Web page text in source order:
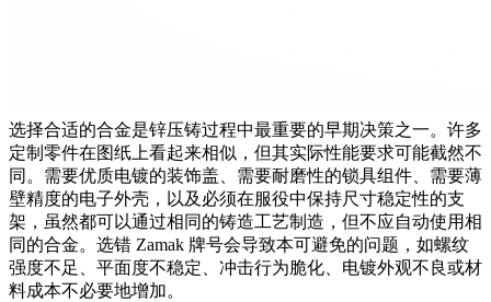
选择合适的合金是锌压铸过程中最重要的早期决策之一。许多
定制零件在图纸上看起来相似，但其实际性能要求可能截然不
同。需要优质电镀的装饰盖、需要耐磨性的锁具组件、需要薄
壁精度的电子外壳，以及必须在服役中保持尺寸稳定性的支
架，虽然都可以通过相同的铸造工艺制造，但不应自动使用相
同的合金。选错 Zamak 牌号会导致本可避免的问题，如螺纹
强度不足、平面度不稳定、冲击行为脆化、电镀外观不良或材
料成本不必要地增加。